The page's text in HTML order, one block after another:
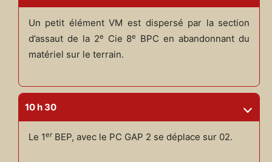
Un petit élément VM est dispersé par la section
d’assaut de la 2e Cie 8e
BPC en abandonnant du
matériel sur le terrain.
10 h 30
Le 1erBEP, avec le PC GAP 2 se déplace sur 02.